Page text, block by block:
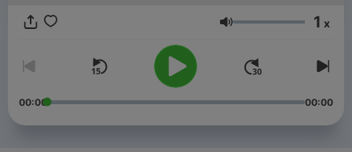
voor wie de Spaanse actualiteit vanuit een uitgesproken
kritisch en opiniërend perspectief wil volgen.Volume 1 x
00:00 00:00